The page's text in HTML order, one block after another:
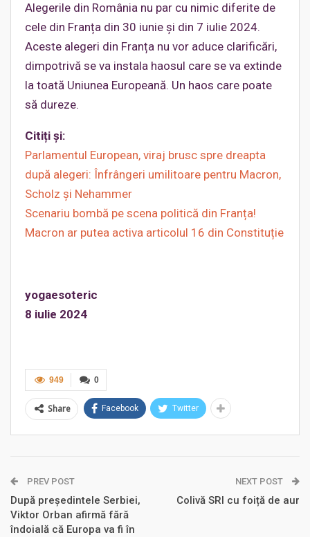
Alegerile din România nu par cu nimic diferite de
cele din Franța din 30 iunie și din 7 iulie 2024.
Aceste alegeri din Franța nu vor aduce clarificări,
dimpotrivă se va instala haosul care se va extinde
la toată Uniunea Europeană. Un haos care poate
să dureze.
Citiți și:
Parlamentul European, viraj brusc spre dreapta
după alegeri: Înfrângeri umilitoare pentru Macron,
Scholz și Nehammer
Scenariu bombă pe scena politică din Franța!
Macron ar putea activa articolul 16 din Constituție
yogaesoteric
8 iulie 2024
0
949
Share Facebook Twitter
PREV POST
După președintele Serbiei,
Viktor Orban afirmă fără
îndoială că Europa va fi în
NEXT POST
Colivă SRI cu foiță de aur